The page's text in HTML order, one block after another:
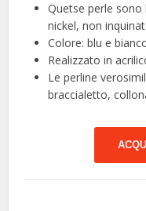
Quetse perle sono
nickel, non
Colore: blu e
Realizzato in
Le perline
braccialetto,